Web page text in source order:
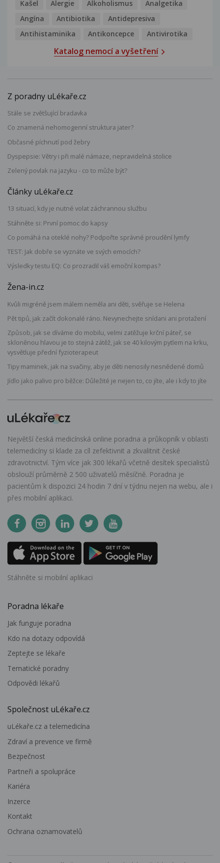
Kašel Alergie Alkoholismus
Analgetika
Angína
Antibiotika
Antidepresiva
Antihistaminika
Antikoncepce Antivirotika
Katalog nemocí a vyšetření
Z poradny uLékaře.cz
Stále se zvětšující bradavka
Co znamená nehomogenní struktura jater?
Občasné píchnutí pod žebry
Dyspepsie: Větry i při malé námaze, nepravidelná stolice
Zelený povlak na jazyku - co to může být?
Články uLékaře.cz
13 situací, kdy je nutné volat záchrannou službu
Stáhněte si: První pomoc do kapsy
Co pomáhá na oteklé nohy? Podpořte správné proudění lymfy
TEST: Jak dobře se vyznáte ve svých emocích?
Výsledky testu EQ: Co prozradil váš emoční kompas?
Žena-in.cz
Kvůli migréně jsem málem neměla ani děti, svěřuje se Helena
Pět tipů, jak začít dokonalé ráno. Nevynechejte snídani ani protažení
Způsob, jak se díváme do mobilu, velmi zatěžuje krční páteř, se
skloněnou hlavou je to stejná zátěž, jak se 40 kilovým pytlem na krku,
vysvětluje přední fyzioterapeut
Tipy maminek, jak na svačiny, aby je děti nenosily nesnědené domů
Jídlo jako palivo pro běžce: Důležité je nejen to, co jíte, ale i kdy to jíte
Největší česká medicínská online poradna a průkopník v oblasti
telemedicíny si klade za cíl zefektivnit a zkvalitnit české
zdravotnictví. Tým více jak 300 lékařů včetně desítek specialistů
obslouží průměrně 2 500 uživatelů měsíčně. Poradna je
pacientům k dispozici 24 hodin 7 dní v týdnu nejen na webu, ale i
přes mobilní aplikaci.
Stáhněte si mobilní aplikaci
Poradna lékaře
Jak funguje poradna
Kdo na dotazy odpovídá
Zeptejte se lékaře
Tematické poradny
Odpovědi lékařů
Společnost uLékaře.cz
uLékaře.cz a telemedicína
Zdraví a prevence ve firmě
Bezpečnost
Partneři a spolupráce
Kariéra
Inzerce
Kontakt
Ochrana oznamovatelů